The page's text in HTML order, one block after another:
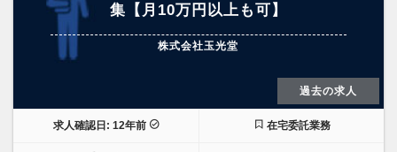
集【月10万円以上も可】
株式会社玉光堂
過去の求人
求人確認日: 12年前 在宅委託業務